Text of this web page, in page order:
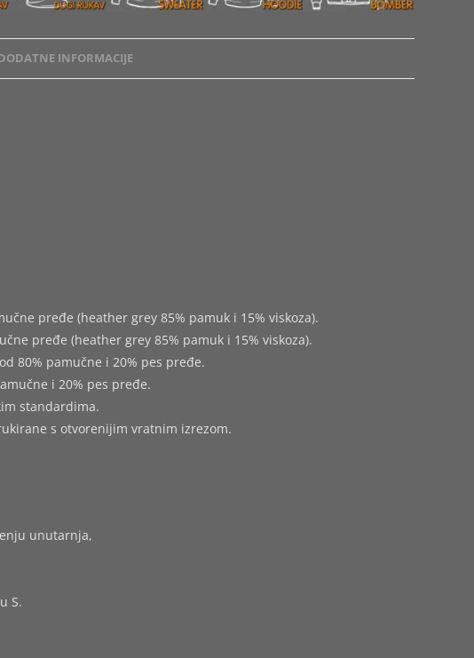
INFORMACIJE
pređe (heather grey 85% pamuk i 15% viskoza).
pređe (heather grey 85% pamuk i 15% viskoza).
80% pamučne i 20% pes pređe.
i 20% pes pređe.
standardima.
s otvorenijim vratnim izrezom.
unutarnja,
S.